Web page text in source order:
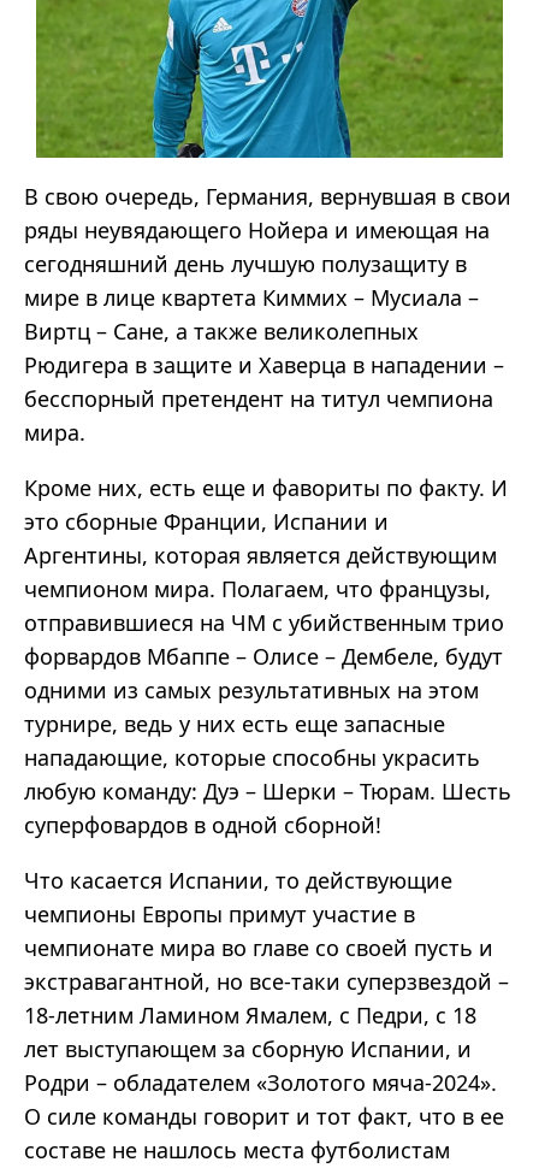
В свою очередь, Германия, вернувшая в свои
ряды неувядающего Нойера и имеющая на
сегодняшний день лучшую полузащиту в
мире в лице квартета Киммих – Мусиала –
Виртц – Сане, а также великолепных
Рюдигера в защите и Хаверца в нападении –
бесспорный претендент на титул чемпиона
мира.
Кроме них, есть еще и фавориты по факту. И
это сборные Франции, Испании и
Аргентины, которая является действующим
чемпионом мира. Полагаем, что французы,
отправившиеся на ЧМ с убийственным трио
форвардов Мбаппе – Олисе – Дембеле, будут
одними из самых результативных на этом
турнире, ведь у них есть еще запасные
нападающие, которые способны украсить
любую команду: Дуэ – Шерки – Тюрам. Шесть
суперфовардов в одной сборной!
Что касается Испании, то действующие
чемпионы Европы примут участие в
чемпионате мира во главе со своей пусть и
экстравагантной, но все-таки суперзвездой –
18-летним Ламином Ямалем, с Педри, с 18
лет выступающем за сборную Испании, и
Родри – обладателем «Золотого мяча-2024».
О силе команды говорит и тот факт, что в ее
составе не нашлось места футболистам